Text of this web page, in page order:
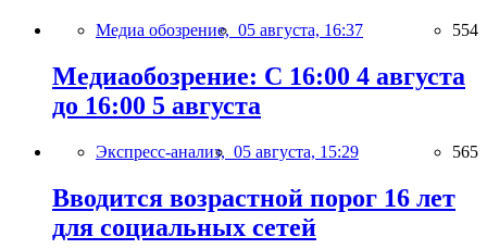
Медиа обозрение, 05 августа, 16:37 554
Медиаобозрение: С 16:00 4 августа
до 16:00 5 августа
Экспресс-анализ, 05 августа, 15:29 565
Вводится возрастной порог 16 лет
для социальных сетей